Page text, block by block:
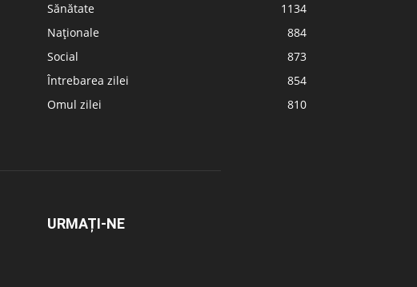
Sănătate
1134
Naționale
884
Social
873
Întrebarea zilei
854
Omul zilei
810
URMAȚI-NE